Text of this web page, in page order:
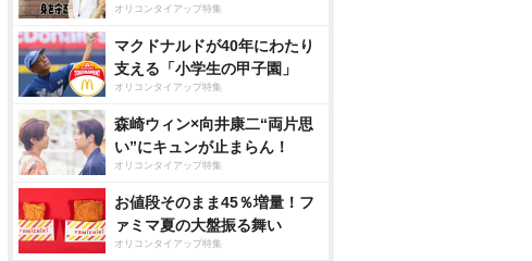
オリコンタイアップ特集
マクドナルドが40年にわたり
支える「小学生の甲子園」
オリコンタイアップ特集
森崎ウィン×向井康二“両片思
い”にキュンが止まらん！
オリコンタイアップ特集
お値段そのまま45％増量！フ
ァミマ夏の大盤振る舞い
オリコンタイアップ特集